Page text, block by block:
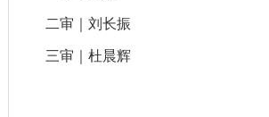
二审｜刘长振
三审｜杜晨辉